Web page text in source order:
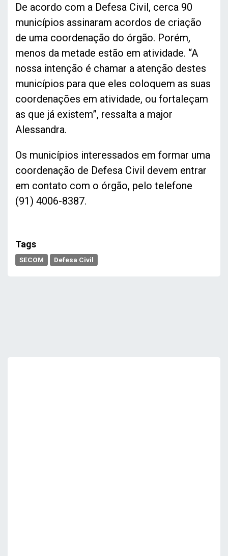
De acordo com a Defesa Civil, cerca 90
municípios assinaram acordos de criação
de uma coordenação do órgão. Porém,
menos da metade estão em atividade. “A
nossa intenção é chamar a atenção destes
municípios para que eles coloquem as suas
coordenações em atividade, ou fortaleçam
as que já existem”, ressalta a major
Alessandra.
Os municípios interessados em formar uma
coordenação de Defesa Civil devem entrar
em contato com o órgão, pelo telefone
(91) 4006-8387.
Tags
SECOM Defesa Civil